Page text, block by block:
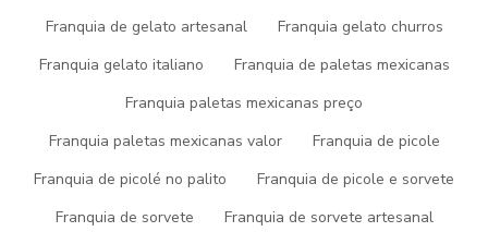
Franquia de gelato artesanal
Franquia gelato churros
Franquia gelato italiano
Franquia de paletas mexicanas
Franquia paletas mexicanas preço
Franquia paletas mexicanas valor
Franquia de picole
Franquia de picolé no palito
Franquia de picole e sorvete
Franquia de sorvete
Franquia de sorvete artesanal
sofisticados, tudo para oferecerfranquia de açai quanto custa
importante buscar uma empresa que ofereça ótima qualidade e
personalização para cada necessidade, detalhes que são
fidelização do cliente.
Esses são os motivos pelas quais a Picogel Sorvetes é altamente